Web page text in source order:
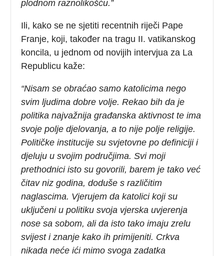
plodnom raznolikošću.”
Ili, kako se ne sjetiti recentnih riječi Pape
Franje, koji, također na tragu II. vatikanskog
koncila, u jednom od novijih intervjua za La
Republicu kaže:
“Nisam se obraćao samo katolicima nego
svim ljudima dobre volje. Rekao bih da je
politika najvažnija građanska aktivnost te ima
svoje polje djelovanja, a to nije polje religije.
Političke institucije su svjetovne po definiciji i
djeluju u svojim područjima. Svi moji
prethodnici isto su govorili, barem je tako već
čitav niz godina, doduše s različitim
naglascima. Vjerujem da katolici koji su
uključeni u politiku svoja vjerska uvjerenja
nose sa sobom, ali da isto tako imaju zrelu
svijest i znanje kako ih primijeniti. Crkva
nikada neće ići mimo svoga zadatka